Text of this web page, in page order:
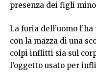
presenza dei figli
La furia dell’uomo
con la mazza di una
colpi inflitti sia sul
l’oggetto usato per